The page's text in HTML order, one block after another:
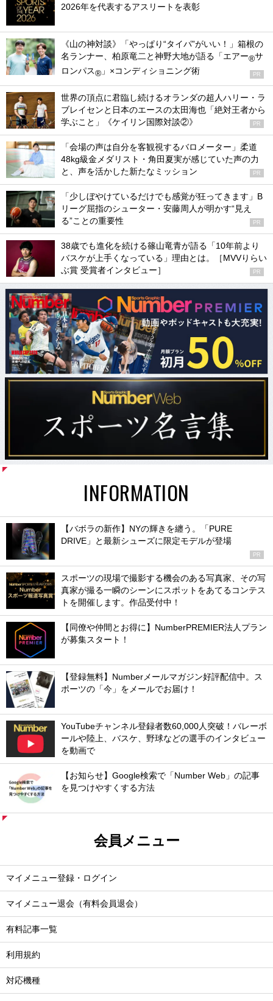
2026年を代表するアスリートを表彰
《山の神対談》「やっぱり“タイパ”がいい！」箱根の
名ランナー、柏原竜二と神野大地が語る「エアー®サ
ロンパス® 」×コンディショニング術 PR
世界の頂点に君臨し続けるオランダの超人ハリー・ラ
ブレイセンと日本のエースの太田海也「絶対王者から
学ぶこと」《ケイリン国際対談②》
PR
「会場の声は自分を客観視するバロメーター」柔道
48kg級金メダリスト・角田夏実が感じていた声の力
と、声を活かした新たなミッション
PR
「少しぼやけているだけでも感覚が狂ってきます」B
リーグ屈指のシューター・安藤周人が明かす“見え
る”ことの重要性
PR
38歳でも進化を続ける篠山竜青が語る「10年前より
バスケが上手くなっている」理由とは。［MVVりらい
ぶ賞 受賞者インタビュー］
PR
INFORMATION
【バボラの新作】NYの輝きを纏う。「PURE
DRIVE」と最新シューズに限定モデルが登場
PR
スポーツの現場で撮影する機会のある写真家、その写
真家が撮る一瞬のシーンにスポットをあてるコンテス
トを開催します。作品受付中！
【同僚や仲間とお得に】NumberPREMIER法人プラン
が募集スタート！
【登録無料】Numberメールマガジン好評配信中。ス
ポーツの「今」をメールでお届け！
YouTubeチャンネル登録者数60,000人突破！バレーボ
ールや陸上、バスケ、野球などの選手のインタビュー
を動画で
【お知らせ】Google検索で「Number Web」の記事
を見つけやすくする方法
会員メニュー
マイメニュー登録・ログイン
マイメニュー退会（有料会員退会）
有料記事一覧
利用規約
対応機種